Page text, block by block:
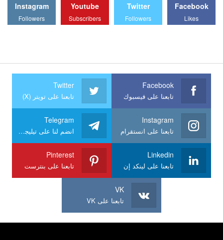
Facebook
Likes
Twitter
Followers
Youtube
Subscribers
Instagram
Followers
Facebook
تابعنا على فيسبوك
Twitter
تابعنا على تويتر (X)
Instagram
تابعنا على انستقرام
Telegram
انضم لنا على تيليجرام
Linkedin
تابعنا على لينكد إن
Pinterest
تابعنا على بنترست
VK
تابعنا على VK